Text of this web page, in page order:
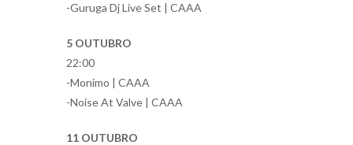
-Guruga Dj Live Set | CAAA
5 OUTUBRO
22:00
-Monimo | CAAA
-Noise At Valve | CAAA
11 OUTUBRO